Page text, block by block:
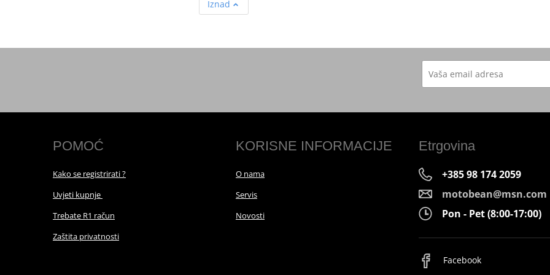
Iznad
POMOĆ
Kako se registrirati ?
Uvjeti kupnje
Trebate R1 račun
Zaštita privatnosti
KORISNE INFORMACIJE
O nama
Servis
Novosti
Etrgovina
+385 98 174 2059
motobean@msn.com
Pon - Pet (8:00-17:00)
Facebook